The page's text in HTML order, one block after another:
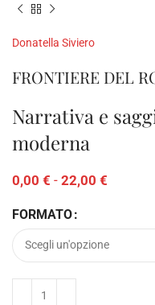
Donatella Siviero
FRONTIERE DEL
Narrativa e
moderna
0,00 € - 22,00 €
FORMATO